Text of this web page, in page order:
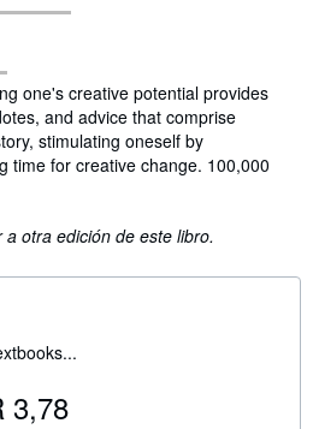
one's creative potential provides
and advice that comprise
stimulating oneself by
time for creative change. 100,000
otra edición de este libro.
3,78